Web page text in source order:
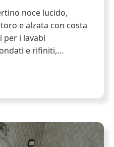
noce lucido,
e alzata con costa
per i lavabi
e rifiniti,…